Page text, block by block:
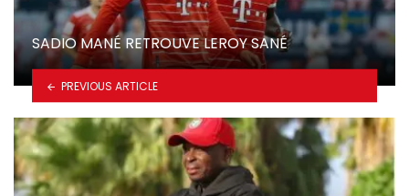
SADIO MANÉ RETROUVE LEROY SANÉ
PREVIOUS ARTICLE